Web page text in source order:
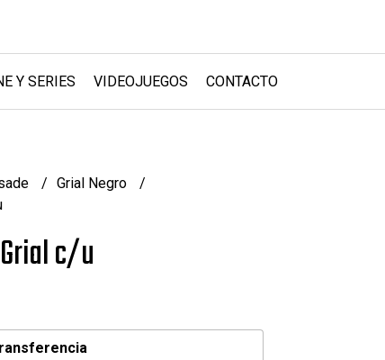
Y SERIES VIDEOJUEGOS CONTACTO
Grial Negro
c/u